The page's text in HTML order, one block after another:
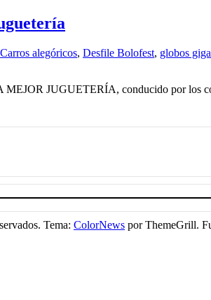
Carros alegóricos, Desfile Bolofest, globos
JUGUETERÍA, conducido por los
Tema: ColorNews por ThemeGrill.